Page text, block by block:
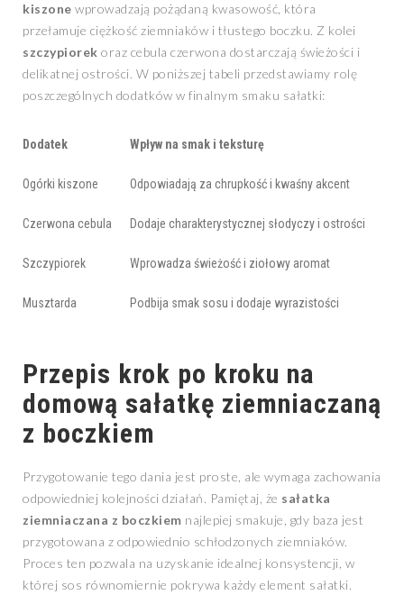
kiszone wprowadzają pożądaną kwasowość, która
przełamuje ciężkość ziemniaków i tłustego boczku. Z kolei
szczypiorek oraz cebula czerwona dostarczają świeżości i
delikatnej ostrości. W poniższej tabeli przedstawiamy rolę
poszczególnych dodatków w finalnym smaku sałatki:
Dodatek Wpływ na smak i teksturę
Ogórki kiszone Odpowiadają za chrupkość i kwaśny akcent
Czerwona cebula Dodaje charakterystycznej słodyczy i ostrości
Szczypiorek Wprowadza świeżość i ziołowy aromat
Musztarda Podbija smak sosu i dodaje wyrazistości
Przepis krok po kroku na
domową sałatkę ziemniaczaną
z boczkiem
Przygotowanie tego dania jest proste, ale wymaga zachowania
odpowiedniej kolejności działań. Pamiętaj, że sałatka
ziemniaczana z boczkiem najlepiej smakuje, gdy baza jest
przygotowana z odpowiednio schłodzonych ziemniaków.
Proces ten pozwala na uzyskanie idealnej konsystencji, w
której sos równomiernie pokrywa każdy element sałatki.